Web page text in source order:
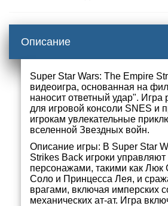
Описание
Super Star Wars: The Empire
видеоигра, основанная на
наносит ответный удар". Игра
для игровой консоли SNES и
игрокам увлекательные
вселенной Звездных войн.
Описание игры: В Super Star
Strikes Back игроки
персонажами, такими как Люк
Соло и Принцесса Лея, и
врагами, включая имперских
механических ат-ат. Игра